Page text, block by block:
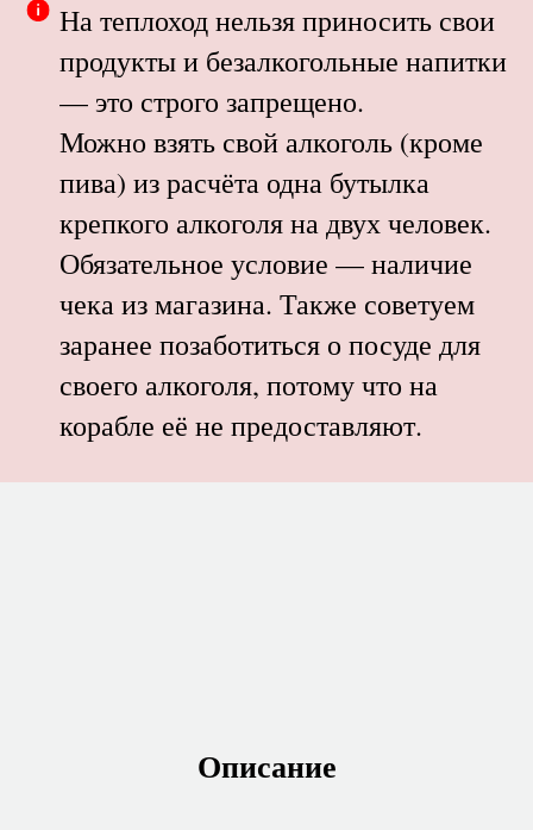
На теплоход нельзя приносить свои
продукты и безалкогольные напитки
— это строго запрещено.
Можно взять свой алкоголь (кроме
пива) из расчёта одна бутылка
крепкого алкоголя на двух человек.
Обязательное условие — наличие
чека из магазина. Также советуем
заранее позаботиться о посуде для
своего алкоголя, потому что на
корабле её не предоставляют.
Описание